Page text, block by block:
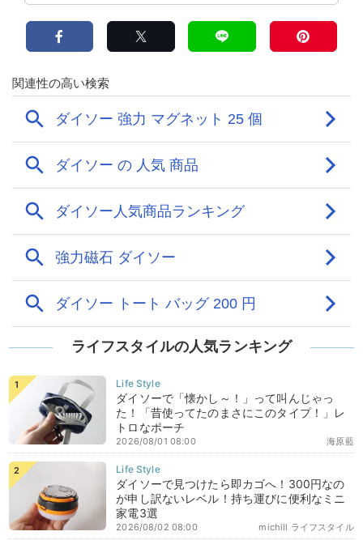
ライフスタイルの人気ランキング
ダイソーで「懐かし～！」って叫んじゃっ
た！「昔使ってたのまさにこのタイプ！」レ
トロなポーチ
海原藍
2026/08/01 08:00
ダイソーで見つけたら即カゴへ！300円なの
が申し訳ないレベル！持ち運びに便利なミニ
家電3選
michill ライフスタイル
2026/08/02 08:00